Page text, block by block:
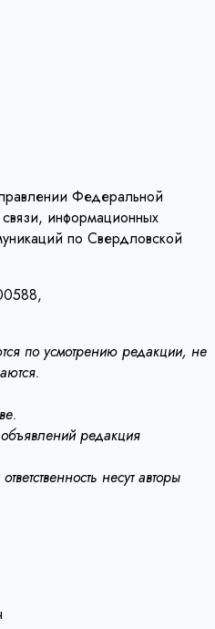
Федеральной
информационных
по Свердловской
по усмотрению редакции, не
редакция
несут авторы